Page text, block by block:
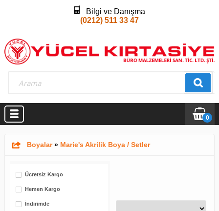
Bilgi ve Danışma
(0212) 511 33 47
0
Boyalar» Marie's Akrilik Boya / Setler
Ücretsiz Kargo
Hemen Kargo
İndirimde